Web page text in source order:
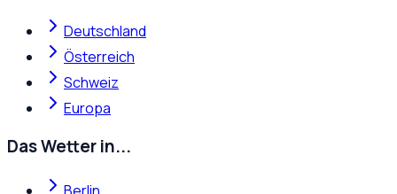
Deutschland
Österreich
Schweiz
Europa
Das Wetter in...